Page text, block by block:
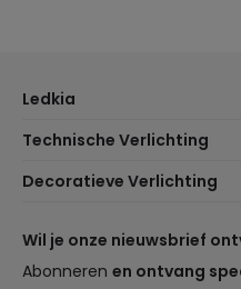
Ledkia
Klantenservice
Verzendmethoden
Bent u een Professional?
Veelgestelde Vragen (FAQ)
Technische Verlichting
Merken
LED Besparingscalculator
Decoratieve Verlichting
Trends
Premium Decoratiemerken
Wil je onze nieuwsbrief
Abonneren en ontvang